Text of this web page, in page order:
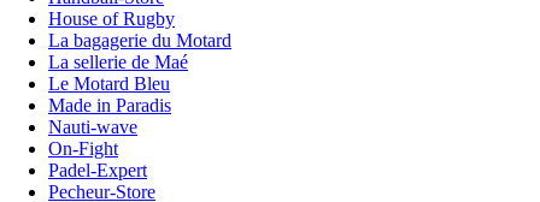
House of Rugby
La bagagerie du Motard
La sellerie de Maé
Le Motard Bleu
Made in Paradis
Nauti-wave
On-Fight
Padel-Expert
Pecheur-Store